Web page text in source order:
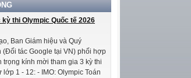
kỳ thi Olympic Quốc tế 2026
Ban Giám hiệu và Quý
(Đối tác Google tại VN) phối hợp
trọng kính mời tham gia 3 kỳ thi
1 - 12: - IMO: Olympic Toán